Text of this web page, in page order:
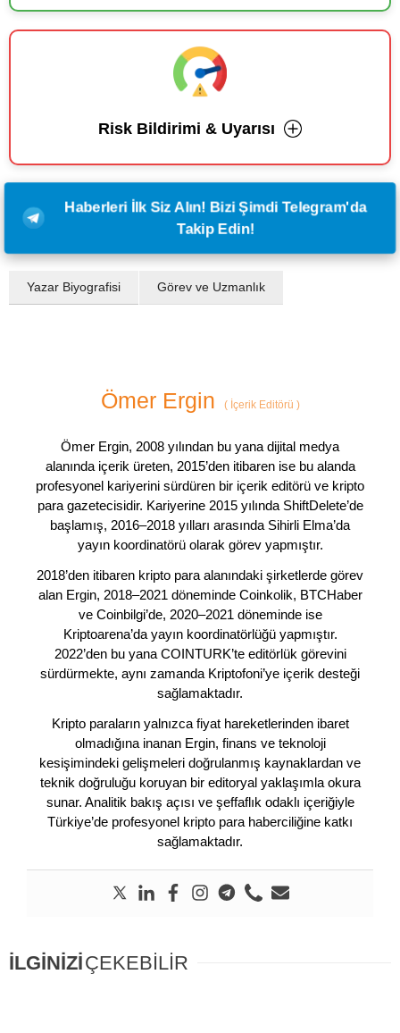
Risk Bildirimi & Uyarısı
Haberleri İlk Siz Alın! Bizi Şimdi Telegram'da
Takip Edin!
Yazar Biyografisi Görev ve Uzmanlık
Ömer Ergin (İçerik Editörü )
Ömer Ergin, 2008 yılından bu yana dijital medya
alanında içerik üreten, 2015’den itibaren ise bu alanda
profesyonel kariyerini sürdüren bir içerik editörü ve kripto
para gazetecisidir. Kariyerine 2015 yılında ShiftDelete’de
başlamış, 2016–2018 yılları arasında Sihirli Elma’da
yayın koordinatörü olarak görev yapmıştır.
2018’den itibaren kripto para alanındaki şirketlerde görev
alan Ergin, 2018–2021 döneminde Coinkolik, BTCHaber
ve Coinbilgi’de, 2020–2021 döneminde ise
Kriptoarena’da yayın koordinatörlüğü yapmıştır.
2022’den bu yana COINTURK’te editörlük görevini
sürdürmekte, aynı zamanda Kriptofoni’ye içerik desteği
sağlamaktadır.
Kripto paraların yalnızca fiyat hareketlerinden ibaret
olmadığına inanan Ergin, finans ve teknoloji
kesişimindeki gelişmeleri doğrulanmış kaynaklardan ve
teknik doğruluğu koruyan bir editoryal yaklaşımla okura
sunar. Analitik bakış açısı ve şeffaflık odaklı içeriğiyle
Türkiye’de profesyonel kripto para haberciliğine katkı
sağlamaktadır.
İLGİNİZİÇEKEBİLİR